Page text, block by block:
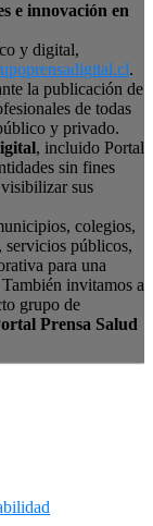
e innovación en
y digital,
.
la publicación de
de todas
y privado.
, incluido Portal
sin fines
sus
colegios,
servicios públicos,
para una
invitamos a
grupo de
Prensa Salud